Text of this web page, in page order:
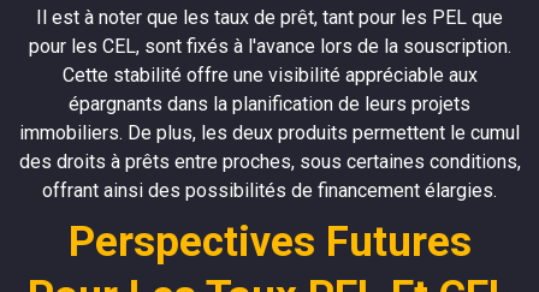
Il est à noter que les taux de prêt, tant pour les PEL que
pour les CEL, sont fixés à l'avance lors de la souscription.
Cette stabilité offre une visibilité appréciable aux
épargnants dans la planification de leurs projets
immobiliers. De plus, les deux produits permettent le cumul
des droits à prêts entre proches, sous certaines conditions,
offrant ainsi des possibilités de financement élargies.
Perspectives Futures